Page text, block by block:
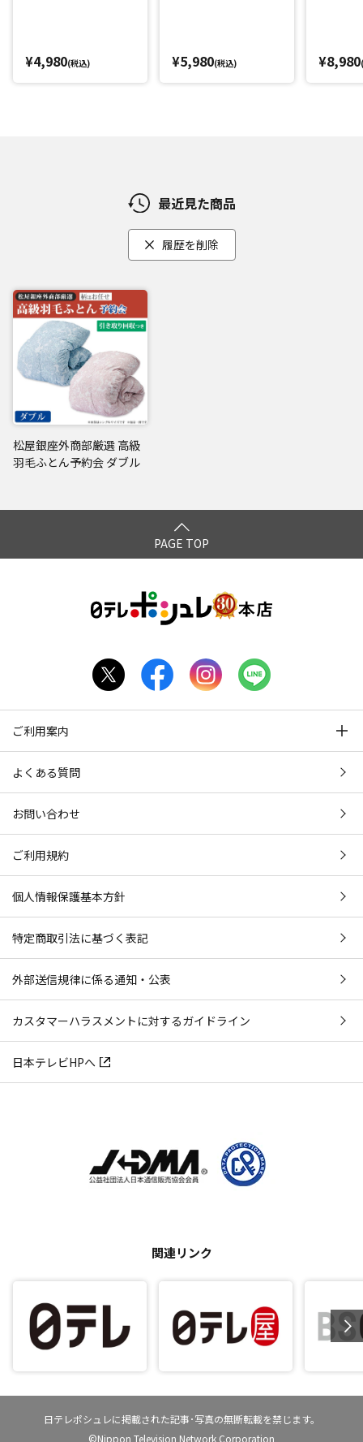
¥4,980(税込) ¥5,980(税込) ¥8,980
最近見た商品
履歴を削除
松屋銀座外商部厳選 高級
羽毛ふとん予約会 ダブル
PAGE TOP
ご利用案内
よくある質問
お問い合わせ
ご利用規約
個人情報保護基本方針
特定商取引法に基づく表記
外部送信規律に係る通知・公表
カスタマーハラスメントに対するガイドライン
日本テレビHPへ
関連リンク
日テレポシュレに掲載された記事･写真の無断転載を禁じます。
©Nippon Television Network Corporation